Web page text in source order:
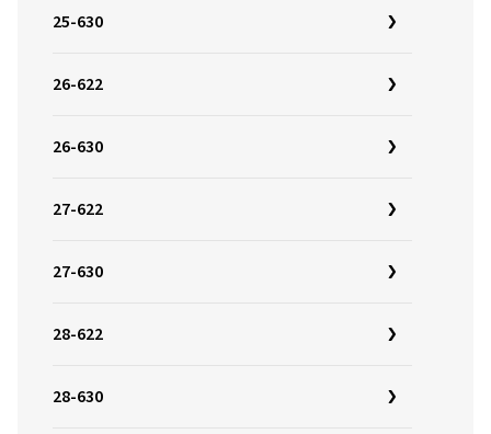
25-630
26-622
26-630
27-622
27-630
28-622
28-630